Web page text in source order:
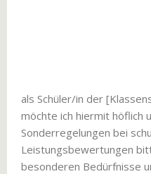
als Schüler/in der
möchte ich hiermit höflich
Sonderregelungen bei
Leistungsbewertungen
besonderen Bedürfnisse